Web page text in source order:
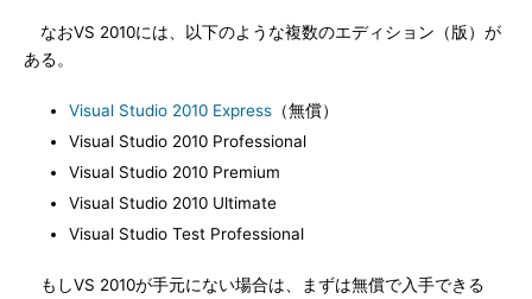
なおVS 2010には、以下のような複数のエディション（版）が
ある。
Visual Studio 2010 Express （無償）
Visual Studio 2010 Professional
Visual Studio 2010 Premium
Visual Studio 2010 Ultimate
Visual Studio Test Professional
もしVS 2010が手元にない場合は、まずは無償で入手できる